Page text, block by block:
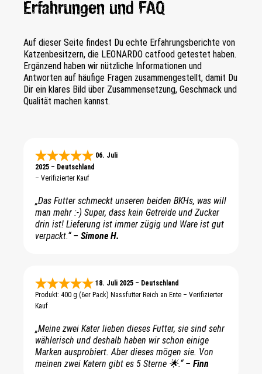
Erfahrungen und FAQ
Auf dieser Seite findest Du echte Erfahrungsberichte von
Katzenbesitzern, die LEONARDO catfood getestet haben.
Ergänzend haben wir nützliche Informationen und
Antworten auf häufige Fragen zusammengestellt, damit Du
Dir ein klares Bild über Zusammensetzung, Geschmack und
Qualität machen kannst.
06. Juli
2025 – Deutschland
– Verifizierter Kauf
„Das Futter schmeckt unseren beiden BKHs, was will
man mehr :-) Super, dass kein Getreide und Zucker
drin ist! Lieferung ist immer zügig und Ware ist gut
verpackt.“– Simone H.
18. Juli 2025 – Deutschland
Produkt: 400 g (6er Pack) Nassfutter Reich an Ente – Verifizierter
Kauf
„Meine zwei Kater lieben dieses Futter, sie sind sehr
wählerisch und deshalb haben wir schon einige
Marken ausprobiert. Aber dieses mögen sie. Von
meinen zwei Katern gibt es 5 Sterne 🌟.“– Finn